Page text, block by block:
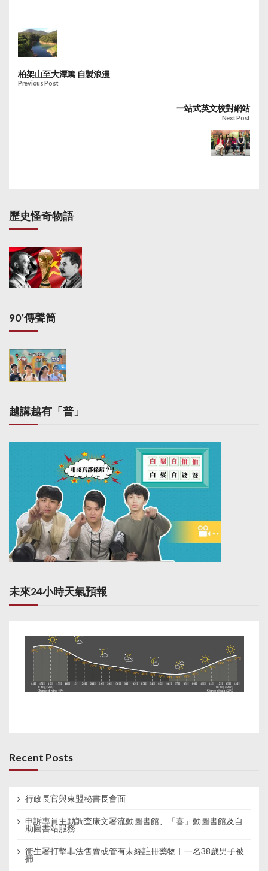
柏架山至大潭篤 自製浪漫
Previous Post
一站式英文校對網站
Next Post
歷史怪奇物語
90’傳聲筒
越講越有「普」
未來24小時天氣預報
Recent Posts
行政長官與東盟秘書長會面
申訴專員主動調查康文署流動圖書館、「喜」動圖書館及自
助圖書站服務
衞生署打擊非法售賣或管有未經註冊藥物︱一名38歲男子被
捕